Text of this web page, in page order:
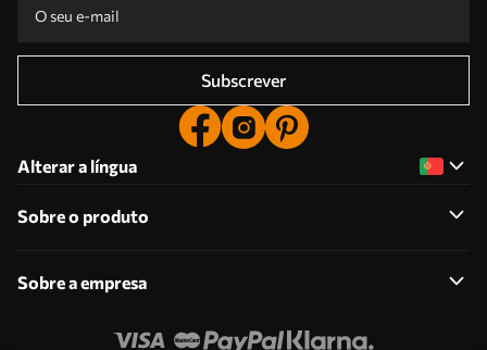
Subscrever
Alterar a língua
Sobre o produto
Sobre a empresa